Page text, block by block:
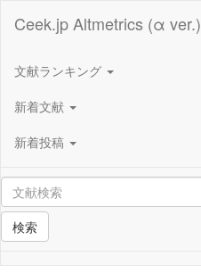
Ceek.jp Altmetrics (α ver.)
文献ランキング
新着文献
新着投稿
検索